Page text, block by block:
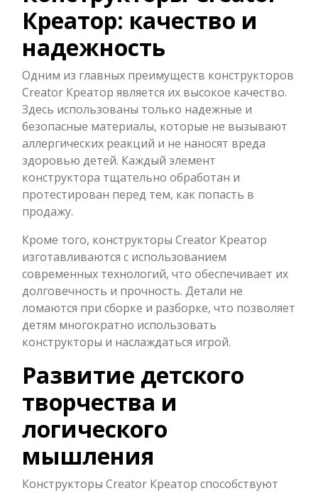
Креатор: качество и
надежность
Одним из главных преимуществ конструкторов
Creator Креатор является их высокое качество.
Здесь использованы только надежные и
безопасные материалы, которые не вызывают
аллергических реакций и не наносят вреда
здоровью детей. Каждый элемент
конструктора тщательно обработан и
протестирован перед тем, как попасть в
продажу.
Кроме того, конструкторы Creator Креатор
изготавливаются с использованием
современных технологий, что обеспечивает их
долговечность и прочность. Детали не
ломаются при сборке и разборке, что позволяет
детям многократно использовать
конструкторы и наслаждаться игрой.
Развитие детского
творчества и
логического
мышления
Конструкторы Creator Креатор способствуют